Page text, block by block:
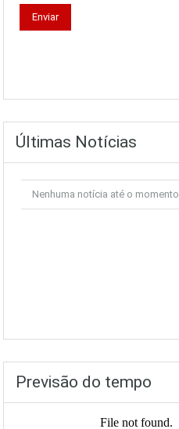
Últimas Notícias
Nenhuma notícia até o momento
Previsão do tempo